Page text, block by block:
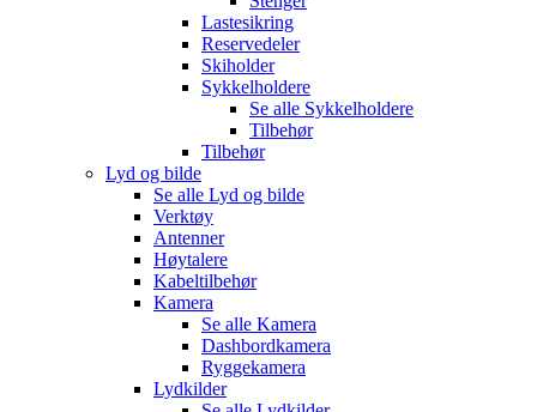
Lastesikring
Reservedeler
Skiholder
Sykkelholdere
Se alle Sykkelholdere
Tilbehør
Tilbehør
Lyd og bilde
Se alle Lyd og bilde
Verktøy
Antenner
Høytalere
Kabeltilbehør
Kamera
Se alle Kamera
Dashbordkamera
Ryggekamera
Lydkilder